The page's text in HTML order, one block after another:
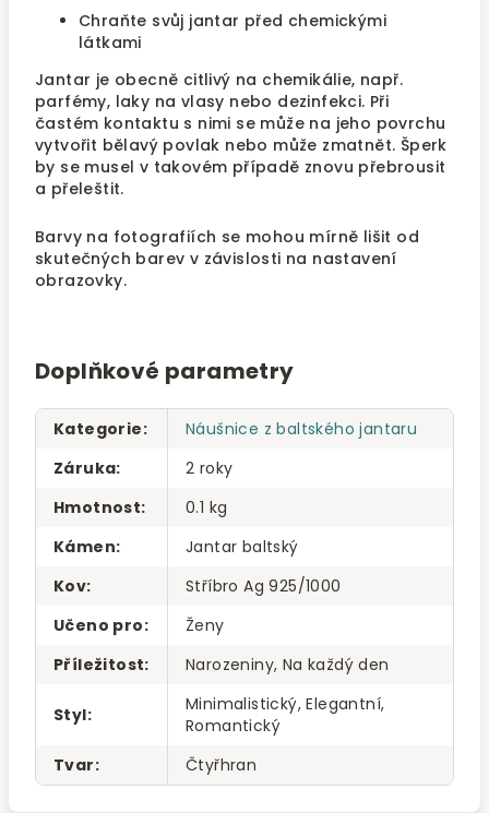
Chraňte svůj jantar před chemickými
látkami
Jantar je obecně citlivý na chemikálie, např.
parfémy, laky na vlasy nebo dezinfekci. Při
častém kontaktu s nimi se může na jeho povrchu
vytvořit bělavý povlak nebo může zmatnět. Šperk
by se musel v takovém případě znovu přebrousit
a přeleštit.
Barvy na fotografiích se mohou mírně lišit od
skutečných barev v závislosti na nastavení
obrazovky.
Doplňkové parametry
Kategorie:
Náušnice z baltského jantaru
Záruka:
2 roky
Hmotnost:
0.1 kg
Kámen:
Jantar baltský
Kov:
Stříbro Ag 925/1000
Učeno pro:
Ženy
Příležitost: Narozeniny, Na každý den
Styl:
Minimalistický, Elegantní,
Romantický
Tvar: Čtyřhran